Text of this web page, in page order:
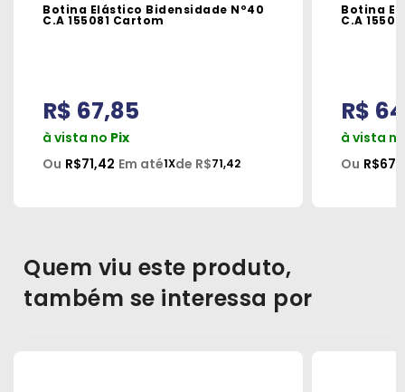
Botina Elástico Bidensidade Nº40
C.A 155081 Cartom
R$ 67,85
à vista no Pix
Ou R$71,42 Em até1Xde R$71,42
Botina
C.A
R$
à vista
Ou
Quem viu este produto,
também se interessa por